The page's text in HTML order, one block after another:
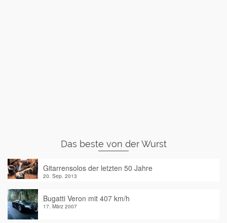
Das beste von der Wurst
Gitarrensolos der letzten 50 Jahre
20. Sep. 2013
Bugatti Veron mit 407 km/h
17. März 2007